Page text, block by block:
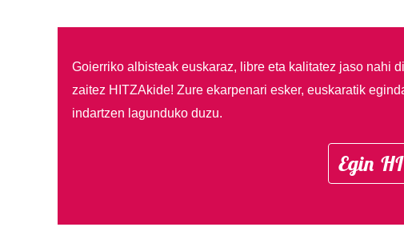
Goierriko albisteak euskaraz, libre eta kalitatez jaso nahi
zaitez HITZAkide! Zure ekarpenari esker, euskaratik
indartzen lagunduko duzu.
Egin